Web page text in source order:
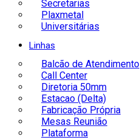
Secretarias
Plaxmetal
Universitárias
Linhas
Balcão de Atendimento
Call Center
Diretoria 50mm
Estacao (Delta)
Fabricação Própria
Mesas Reunião
Plataforma